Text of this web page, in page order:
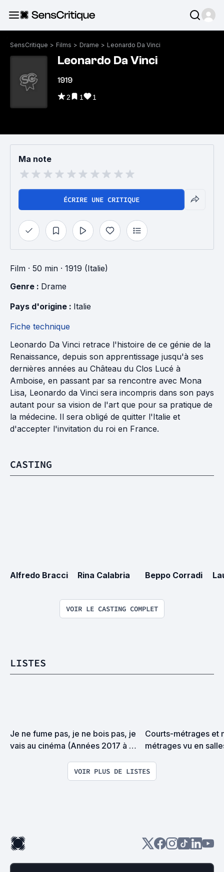
SensCritique > Films > Drame > Leonardo Da Vinci
Leonardo Da Vinci
1919
2 1 1
Ma note
ÉCRIRE UNE CRITIQUE
Film · 50 min · 1919 (Italie)
Genre : Drame
Pays d'origine : Italie
Fiche technique
Leonardo Da Vinci retrace l'histoire de ce génie de la
Renaissance, depuis son apprentissage jusqu'à ses
dernières années au Château du Clos Lucé à
Amboise, en passant par sa rencontre avec Mona
Lisa, Leonardo da Vinci sera incompris dans son pays
autant pour sa vision de l'art que pour sa pratique de
la médecine. Il sera obligé de quitter l'Italie et
d'accepter l'invitation du roi en France.
CASTING
Alfredo Bracci Rina Calabria Beppo Corradi
VOIR LE CASTING COMPLET
LISTES
Je ne fume pas, je ne bois pas, je
vais au cinéma (Années 2017 à
Courts-métrages et
métrages vu en
VOIR PLUS DE LISTES